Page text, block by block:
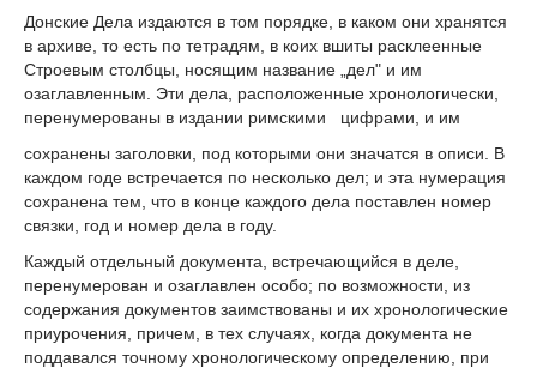
Донские Дела издаются в том порядке, в каком они хранятся
в архиве, то есть по тетрадям, в коих вшиты расклеенные
Строевым столбцы, носящим название „дел" и им
озаглавленным. Эти дела, расположенные хронологически,
перенумерованы в издании римскими цифрами, и им
сохранены заголовки, под которыми они значатся в описи. В
каждом годе встречается по несколько дел; и эта нумерация
сохранена тем, что в конце каждого дела поставлен номер
связки, год и номер дела в году.
Каждый отдельный документа, встречающийся в деле,
перенумерован и озаглавлен особо; по возможности, из
содержания документов заимствованы и их хронологические
приурочения, причем, в тех случаях, когда документа не
поддавался точному хронологическому определению, при